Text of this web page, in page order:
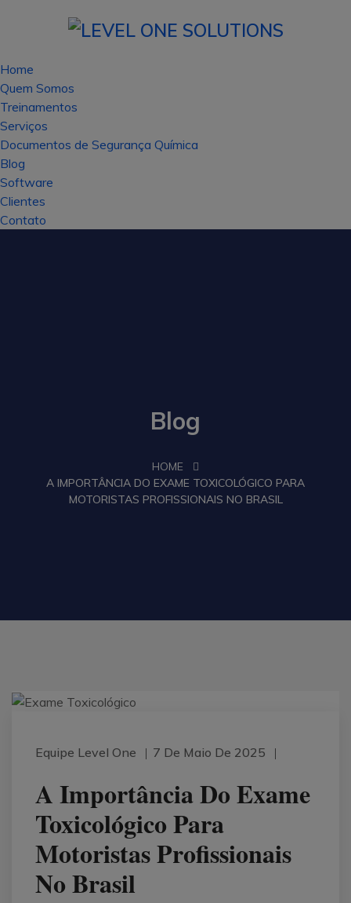
Home
Quem Somos
Treinamentos
Serviços
Documentos de Segurança Química
Blog
Software
Clientes
Contato
Blog
HOME
A IMPORTÂNCIA DO EXAME TOXICOLÓGICO PARA
MOTORISTAS PROFISSIONAIS NO BRASIL
Equipe Level One 7 De Maio De 2025
A Importância Do Exame
Toxicológico Para
Motoristas Profissionais
No Brasil